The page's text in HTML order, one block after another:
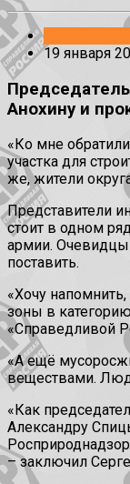
19 января
Анохину и
«Ко мне
участка для
же, жители
Представители
стоит в одном
армии. Очевидцы
поставить.
«Хочу
зоны в
«Справедливой
«А ещё
веществами.
«Как
Александру
– заключил